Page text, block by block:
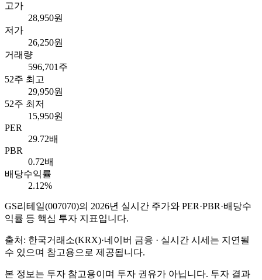
고가
28,950원
저가
26,250원
거래량
596,701주
52주 최고
29,950원
52주 최저
15,950원
PER
29.72배
PBR
0.72배
배당수익률
2.12%
GS리테일(007070)의 2026년 실시간 주가와 PER·PBR·배당수
익률 등 핵심 투자 지표입니다.
출처: 한국거래소(KRX)·네이버 금융 · 실시간 시세는 지연될
수 있으며 참고용으로 제공됩니다.
본 정보는 투자 참고용이며 투자 권유가 아닙니다. 투자 결과